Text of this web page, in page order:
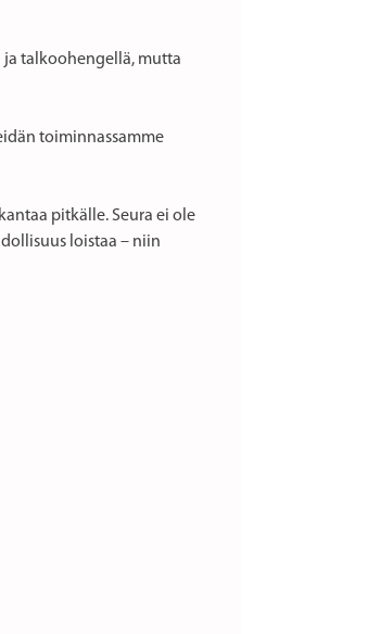
talkoohengellä, mutta
toiminnassamme
pitkälle. Seura ei ole
loistaa – niin